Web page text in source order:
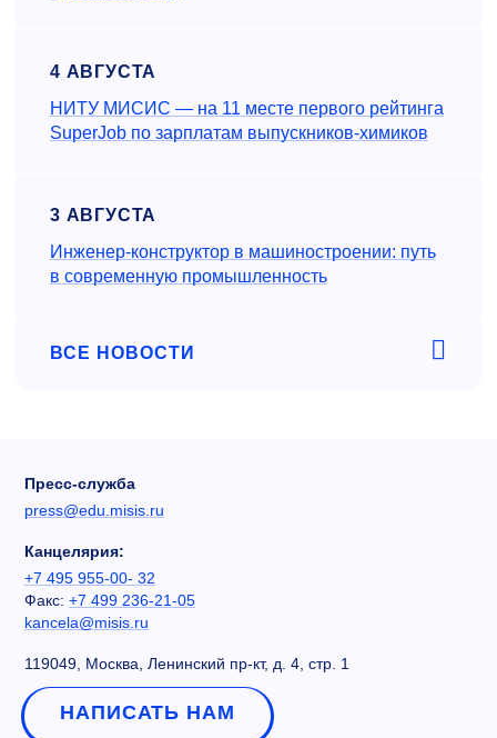
4 АВГУСТА
НИТУ МИСИС — на 11 месте первого рейтинга
SuperJob по зарплатам выпускников-химиков
3 АВГУСТА
Инженер‑конструктор в машиностроении: путь
в современную промышленность
ВСЕ НОВОСТИ
Пресс-служба
press@edu.misis.ru
Канцелярия:
+7 495 955-00- 32
Факс: +7 499 236-21-05
kancela@misis.ru
119049, Москва, Ленинский пр-кт, д. 4, стр. 1
НАПИСАТЬ НАМ